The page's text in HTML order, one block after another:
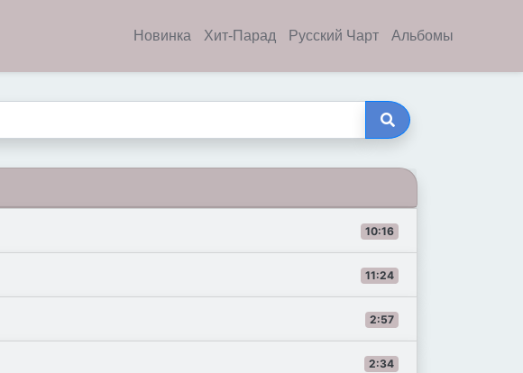
Новинка Хит-Парад Русский Чарт Альбомы
10:16
11:24
2:57
2:34